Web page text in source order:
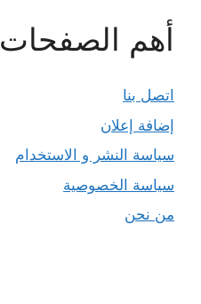
أهم الصفحات
اتصل بنا
إضافة إعلان
سياسة النشر و الاستخدام
سياسة الخصوصية
من نحن